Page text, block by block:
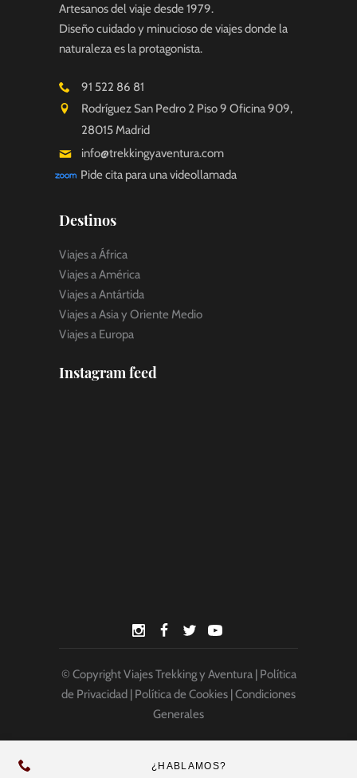
¿HABLAMOS?
Artesanos del viaje desde 1979.
Diseño cuidado y minucioso de viajes donde la
naturaleza es la protagonista.
91 522 86 81
Rodríguez San Pedro 2 Piso 9 Oficina 909,
28015 Madrid
info@trekkingyaventura.com
Pide cita para una videollamada
Destinos
Viajes a África
Viajes a América
Viajes a Antártida
Viajes a Asia y Oriente Medio
Viajes a Europa
Instagram feed
© CopyrightViajes Trekking y Aventura| Política
de Privacidad
Política de Cookies Condiciones
Generales